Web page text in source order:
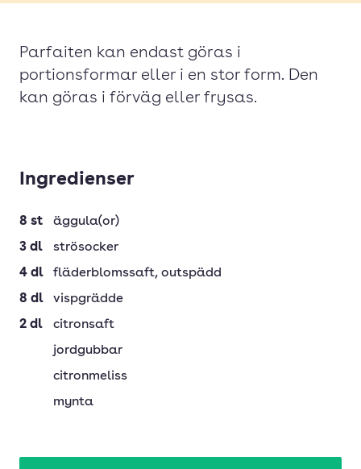
Parfaiten kan endast göras i
portionsformar eller i en stor form. Den
kan göras i förväg eller frysas.
Ingredienser
8 st
äggula(or)
3 dl
strösocker
4 dl fläderblomssaft, outspädd
8 dl
vispgrädde
2 dl
citronsaft
jordgubbar
citronmeliss
mynta